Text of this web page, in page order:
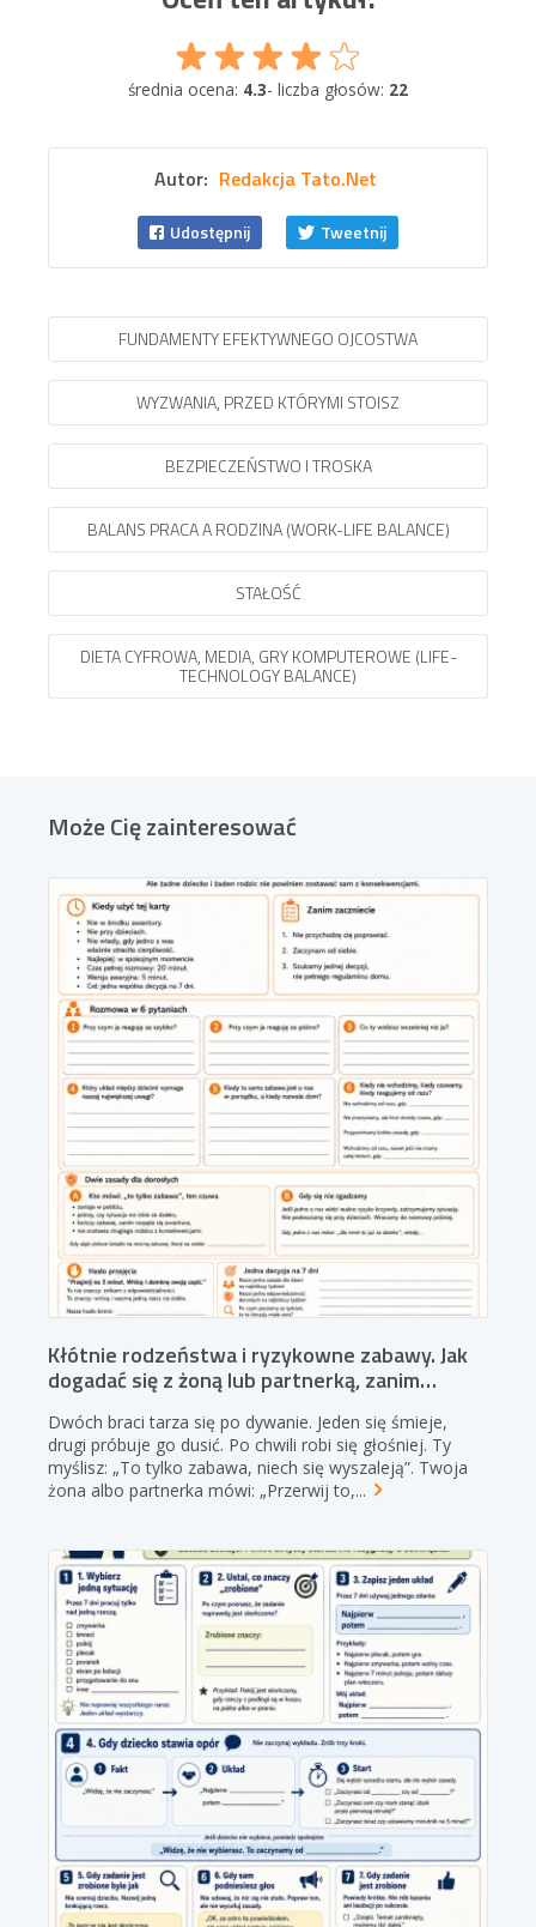
średnia ocena: 4.3- liczba głosów: 22
Autor: Redakcja Tato.Net
Udostępnij Tweetnij
FUNDAMENTY EFEKTYWNEGO OJCOSTWA
WYZWANIA, PRZED KTÓRYMI STOISZ
BEZPIECZEŃSTWO I TROSKA
BALANS PRACA A RODZINA (WORK-LIFE BALANCE)
STAŁOŚĆ
DIETA CYFROWA, MEDIA, GRY KOMPUTEROWE (LIFE-
TECHNOLOGY BALANCE)
Może Cię zainteresować
Kłótnie rodzeństwa i ryzykowne zabawy. Jak
dogadać się z żoną lub partnerką, zanim…
Dwóch braci tarza się po dywanie. Jeden się śmieje,
drugi próbuje go dusić. Po chwili robi się głośniej. Ty
myślisz: „To tylko zabawa, niech się wyszaleją”. Twoja
żona albo partnerka mówi: „Przerwijto,...